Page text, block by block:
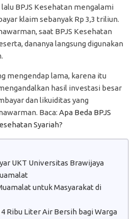
lalu BPJS Kesehatan mengalami
klaim sebanyak Rp 3,3 triliun.
saat BPJS Kesehatan
dananya langsung digunakan
mengendap lama, karena itu
hasil investasi besar
dan likuiditas yang
Baca: Apa Beda BPJS
Syariah?
UKT Universitas Brawijaya
untuk Masyarakat di
Ribu Liter Air Bersih bagi Warga